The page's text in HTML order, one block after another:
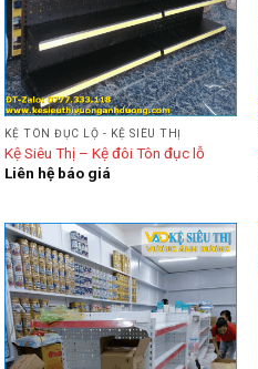
KỆ TÔN ĐỤC LỘ - KỆ SIÊU THỊ
Kệ Siêu Thị – Kệ đôi Tôn đục lỗ
Liên hệ báo giá